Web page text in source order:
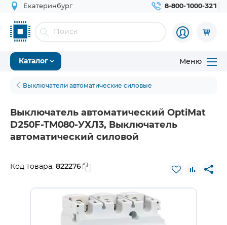
Екатеринбург 8-800-1000-321
Каталог Меню
Выключатели автоматические силовые
Выключатель автоматический OptiMat
D250F-TM080-УХЛ3, Выключатель
автоматический силовой
Код товара: 822276